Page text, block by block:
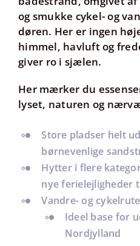
og smukke cykel- og
døren. Her er ingen
himmel, havluft og
giver ro i sjælen.
Her mærker du
lyset, naturen og
Store pladser helt
børnevenlige
Hytter i flere
nye ferielejligheder
Vandre- og
Ideel base for
Nordjylland